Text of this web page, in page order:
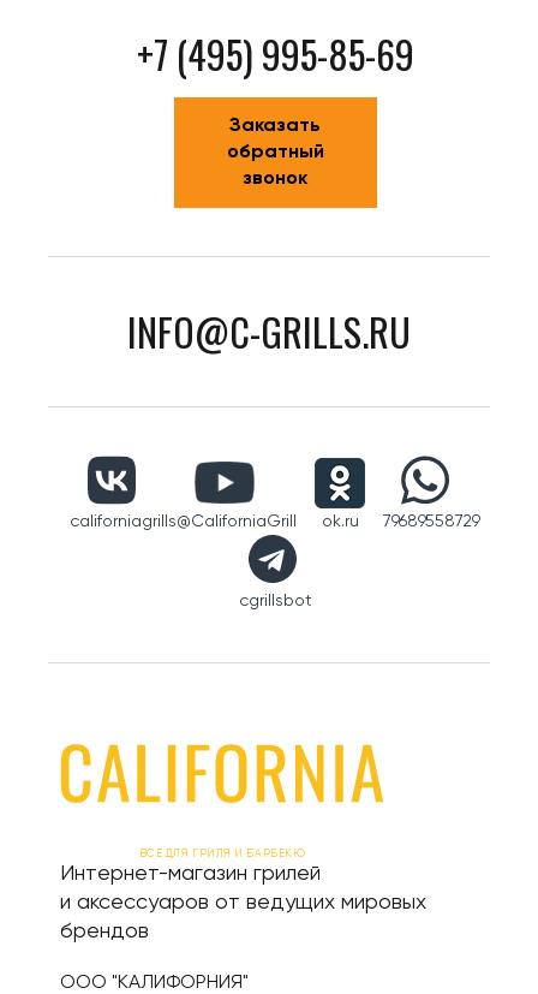
+7 (495) 995-85-69
Заказать
обратный
звонок
INFO@C-GRILLS.RU
californiagrills@CaliforniaGrill ok.ru 79689558729
cgrillsbot
ВСЕ ДЛЯ ГРИЛЯ И БАРБЕКЮ
Интернет-магазин грилей
и аксессуаров от ведущих мировых
брендов
ООО "КАЛИФОРНИЯ"